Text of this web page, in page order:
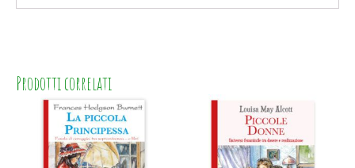
Prodotti correlati